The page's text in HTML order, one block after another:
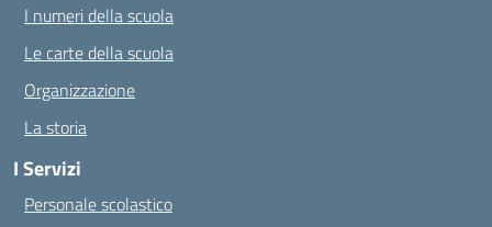
I numeri della scuola
Le carte della scuola
Organizzazione
La storia
I Servizi
Personale scolastico